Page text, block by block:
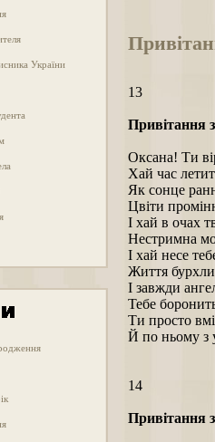
України
13
Привітання
Оксана! Ти
Хай час
Як сонце
Цвіти
І хай в очах
Нестримна
І хай несе
Життя
І завжди
Тебе
Ти просто
Й по ньому з
14
Привітання